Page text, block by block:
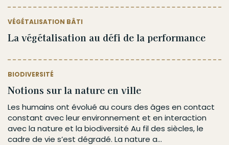
VÉGÉTALISATION BÂTI
La végétalisation au défi de la performance
BIODIVERSITÉ
Notions sur la nature en ville
Les humains ont évolué au cours des âges en contact
constant avec leur environnement et en interaction
avec la nature et la biodiversité Au fil des siècles, le
cadre de vie s’est dégradé. La nature a...